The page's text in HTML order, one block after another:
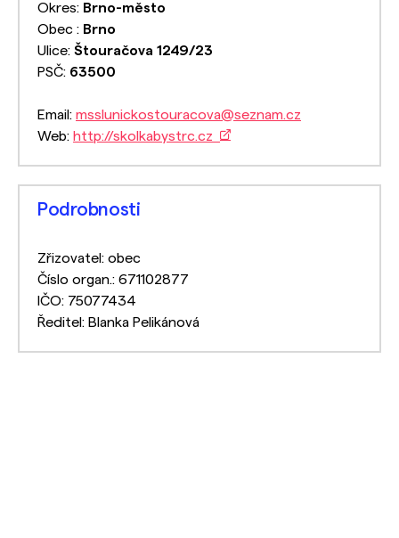
Okres: Brno-město
Obec : Brno
Ulice: Štouračova 1249/23
PSČ: 63500
Email: msslunickostouracova@seznam.cz
Web: http://skolkabystrc.cz
Podrobnosti
Zřizovatel: obec
Číslo organ.: 671102877
IČO: 75077434
Ředitel: Blanka Pelikánová